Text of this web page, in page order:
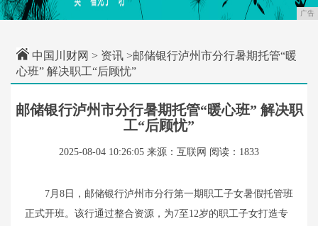
广告
中国川财网 > 资讯 >邮储银行泸州市分行暑期托管“暖
心班” 解决职工“后顾忧”
邮储银行泸州市分行暑期托管“暖心班” 解决职
工“后顾忧”
2025-08-04 10:26:05 来源：互联网 阅读：1833
7月8日，邮储银行泸州市分行第一期职工子女暑假托管班
正式开班。该行通过整合资源，为7至12岁的职工子女打造专